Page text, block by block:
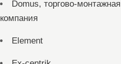
Domus, торгово-монтажная
компания
Element